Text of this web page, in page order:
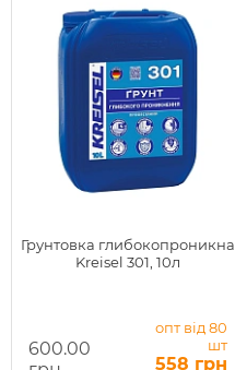
Грунтовка глибокопроникна
Kreisel 301, 10л
600.00
опт від 80
шт
558 грн